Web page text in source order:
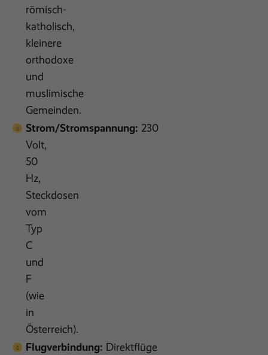
römisch-
katholisch,
kleinere
orthodoxe
und
muslimische
Gemeinden.
Strom/Stromspannung: 230
Volt,
50
Hz,
Steckdosen
vom
Typ
C
und
F
(wie
in
Österreich).
Flugverbindung: Direktflüge